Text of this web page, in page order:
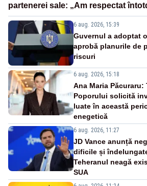
partenerei sale: „Am respectat
6 aug. 2026, 15:39
Guvernul a adoptat
aprobă planurile de
riscuri
6 aug. 2026, 15:18
Ana Maria Păcuraru:
Poporului solicită
luate în această
enegetică
6 aug. 2026, 11:27
JD Vance anunță
dificile și
Teheranul neagă
SUA